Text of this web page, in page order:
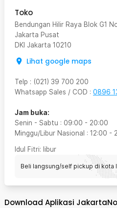
Toko
Bendungan Hilir Raya Blok G1
Jakarta Pusat
DKI Jakarta 10210
Lihat google maps
Telp : (021) 39 700 200
Whatsapp Sales / COD : 0896
Jam buka:
Senin - Sabtu : 09:00 - 20:00
Minggu/Libur Nasional : 12:00 -
Idul Fitri: libur
Beli langsung/self pickup di kota
Download Aplikasi